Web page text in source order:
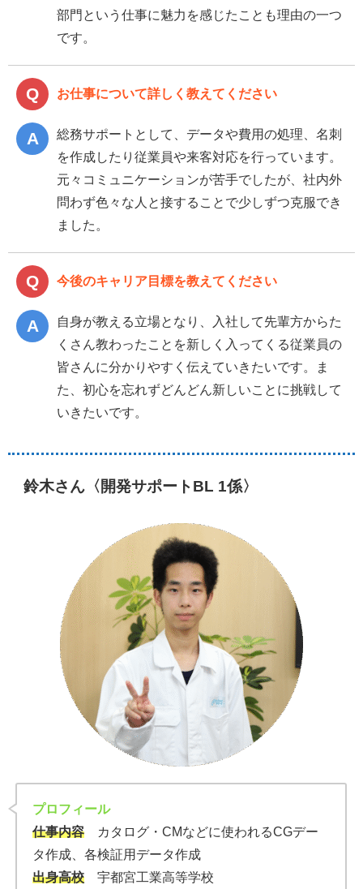
部門という仕事に魅力を感じたことも理由の一つ
です。
お仕事について詳しく教えてください
総務サポートとして、データや費用の処理、名刺
を作成したり従業員や来客対応を行っています。
元々コミュニケーションが苦手でしたが、社内外
問わず色々な人と接することで少しずつ克服でき
ました。
今後のキャリア目標を教えてください
自身が教える立場となり、入社して先輩方からた
くさん教わったことを新しく入ってくる従業員の
皆さんに分かりやすく伝えていきたいです。ま
た、初心を忘れずどんどん新しいことに挑戦して
いきたいです。
鈴木さん〈開発サポートBL 1係〉
プロフィール
仕事内容
カタログ・CMなどに使われるCGデー
タ作成、各検証用データ作成
出身高校
宇都宮工業高等学校